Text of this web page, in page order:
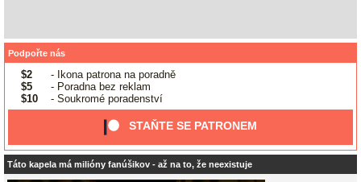
Podpořte nás
$2
- Ikona patrona na poradně
$5
- Poradna bez reklam
$10
- Soukromé poradenství
STAŇTE SE PATRONEM
Táto kapela má milióny fanúšikov - až na to, že neexistuje